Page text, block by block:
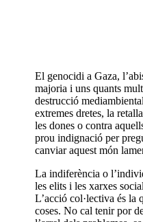
El genocidi a Gaza,
majoria i uns quants
destrucció
extremes dretes, la
les dones o contra
prou indignació per
canviar aquest món
La indiferència o
les elits i les xarxes
L’acció col·lectiva és la
coses. No cal tenir por